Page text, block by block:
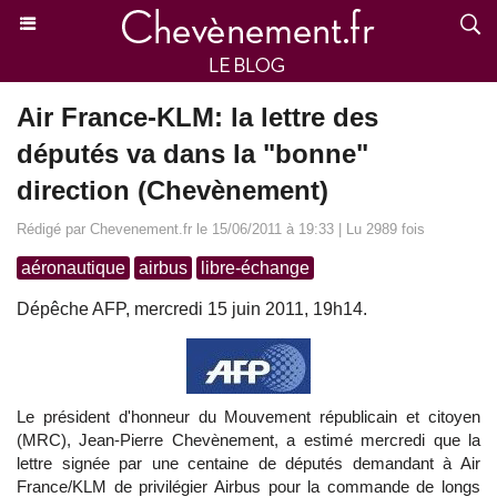
Air France-KLM: la lettre des
députés va dans la "bonne"
direction (Chevènement)
Rédigé par Chevenement.fr le 15/06/2011 à 19:33 | Lu 2989 fois
aéronautique airbus libre-échange
Dépêche AFP, mercredi 15 juin 2011, 19h14.
Le président d'honneur du Mouvement républicain et citoyen
(MRC), Jean-Pierre Chevènement, a estimé mercredi que la
lettre signée par une centaine de députés demandant à Air
France/KLM de privilégier Airbus pour la commande de longs